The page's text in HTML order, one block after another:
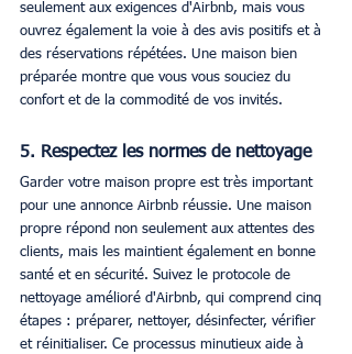
seulement aux exigences d'Airbnb, mais vous
ouvrez également la voie à des avis positifs et à
des réservations répétées. Une maison bien
préparée montre que vous vous souciez du
confort et de la commodité de vos invités.
5. Respectez les normes de nettoyage
Garder votre maison propre est très important
pour une annonce Airbnb réussie. Une maison
propre répond non seulement aux attentes des
clients, mais les maintient également en bonne
santé et en sécurité. Suivez le protocole de
nettoyage amélioré d'Airbnb, qui comprend cinq
étapes : préparer, nettoyer, désinfecter, vérifier
et réinitialiser. Ce processus minutieux aide à